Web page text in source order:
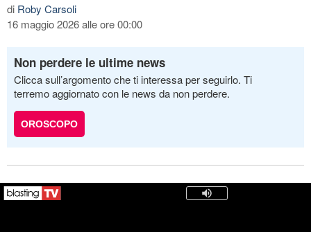
di Roby Carsoli
16 maggio 2026 alle ore 00:00
Non perdere le ultime news
Clicca sull’argomento che ti interessa per seguirlo. Ti
terremo aggiornato con le news da non perdere.
OROSCOPO